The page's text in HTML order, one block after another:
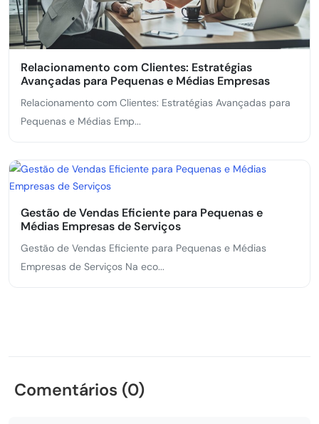
Relacionamento com Clientes: Estratégias
Avançadas para Pequenas e Médias Empresas
Relacionamento com Clientes: Estratégias Avançadas para
Pequenas e Médias Emp...
Gestão de Vendas Eficiente para Pequenas e
Médias Empresas de Serviços
Gestão de Vendas Eficiente para Pequenas e Médias
Empresas de Serviços Na eco...
Comentários (0)